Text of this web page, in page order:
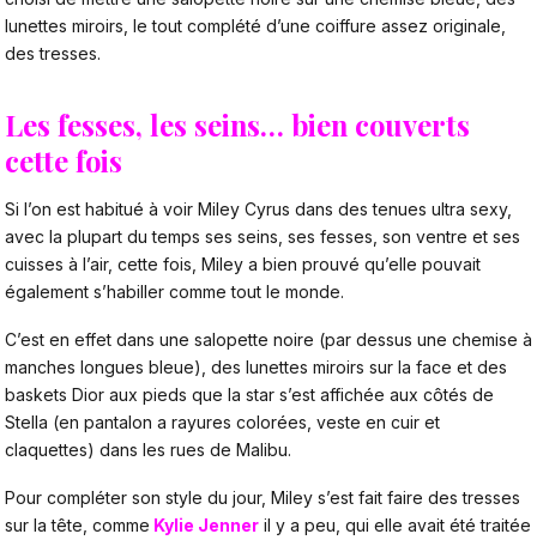
lunettes miroirs, le tout complété d’une coiffure assez originale,
des tresses.
Les fesses, les seins… bien couverts
cette fois
Si l’on est habitué à voir Miley Cyrus dans des tenues ultra sexy,
avec la plupart du temps ses seins, ses fesses, son ventre et ses
cuisses à l’air, cette fois, Miley a bien prouvé qu’elle pouvait
également s’habiller comme tout le monde.
C’est en effet dans une salopette noire (par dessus une chemise à
manches longues bleue), des lunettes miroirs sur la face et des
baskets Dior aux pieds que la star s’est affichée aux côtés de
Stella (en pantalon a rayures colorées, veste en cuir et
claquettes) dans les rues de Malibu.
Pour compléter son style du jour, Miley s’est fait faire des tresses
sur la tête, comme Kylie Jenner il y a peu, qui elle avait été traitée